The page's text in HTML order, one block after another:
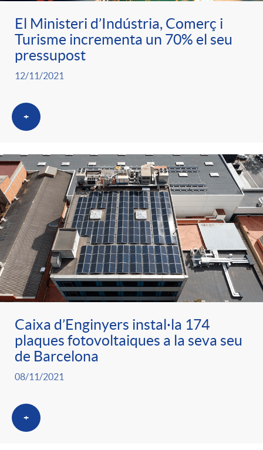
El Ministeri d’Indústria, Comerç i
Turisme incrementa un 70% el seu
pressupost
12/11/2021
+
Caixa d’Enginyers instal·la 174
plaques fotovoltaiques a la seva seu
de Barcelona
08/11/2021
+